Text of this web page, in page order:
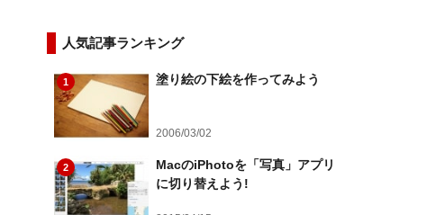
人気記事ランキング
1 塗り絵の下絵を作ってみよう
2006/03/02
2
MacのiPhotoを「写真」アプリ
に切り替えよう!